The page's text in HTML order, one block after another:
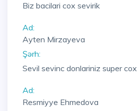
Biz bacilari cox sevirik
Ad:
Ayten Mirzayeva
Şərh:
Sevil sevinc donlariniz super
Ad:
Resmiyye Ehmedova